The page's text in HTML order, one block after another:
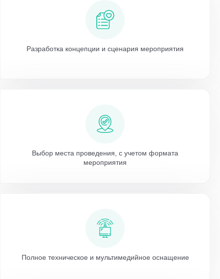
Разработка концепции и сценария мероприятия
Выбор места проведения, с учетом формата
мероприятия
Полное техническое и мультимедийное оснащение